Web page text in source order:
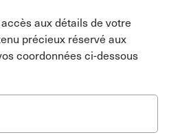
aux détails de votre
précieux réservé aux
coordonnées ci-dessous